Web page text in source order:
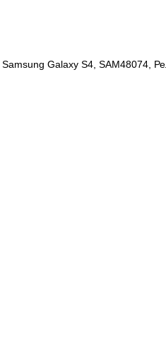
Galaxy S4, SAM48074,